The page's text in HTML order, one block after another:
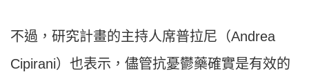
不過，研究計畫的主持人席普拉尼（Andrea
Cipirani）也表示，儘管抗憂鬱藥確實是有效的